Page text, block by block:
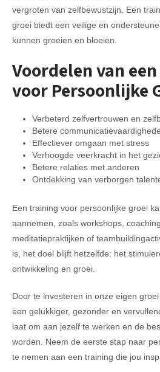
vergroten van zelfbewustzijn. Een
groei biedt een veilige en
kunnen groeien en bloeien.
Voordelen van
voor Persoonlijke
Verbeterd zelfvertrouwen en
Betere
Effectiever omgaan met stress
Verhoogde veerkracht in het
Betere relaties met anderen
Ontdekking van verborgen
Een training voor persoonlijke groei
aannemen, zoals workshops,
meditatiepraktijken of
is, het doel blijft hetzelfde: het
ontwikkeling en groei.
Door te investeren in onze eigen
een gelukkiger, gezonder en
laat om aan jezelf te werken en de
worden. Neem de eerste stap naar
te nemen aan een training die jou